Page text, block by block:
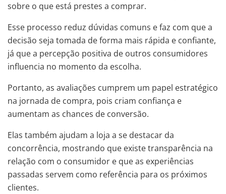
sobre o que está prestes a comprar.
Esse processo reduz dúvidas comuns e faz com que a
decisão seja tomada de forma mais rápida e confiante,
já que a percepção positiva de outros consumidores
influencia no momento da escolha.
Portanto, as avaliações cumprem um papel estratégico
na jornada de compra, pois criam confiança e
aumentam as chances de conversão.
Elas também ajudam a loja a se destacar da
concorrência, mostrando que existe transparência na
relação com o consumidor e que as experiências
passadas servem como referência para os próximos
clientes.